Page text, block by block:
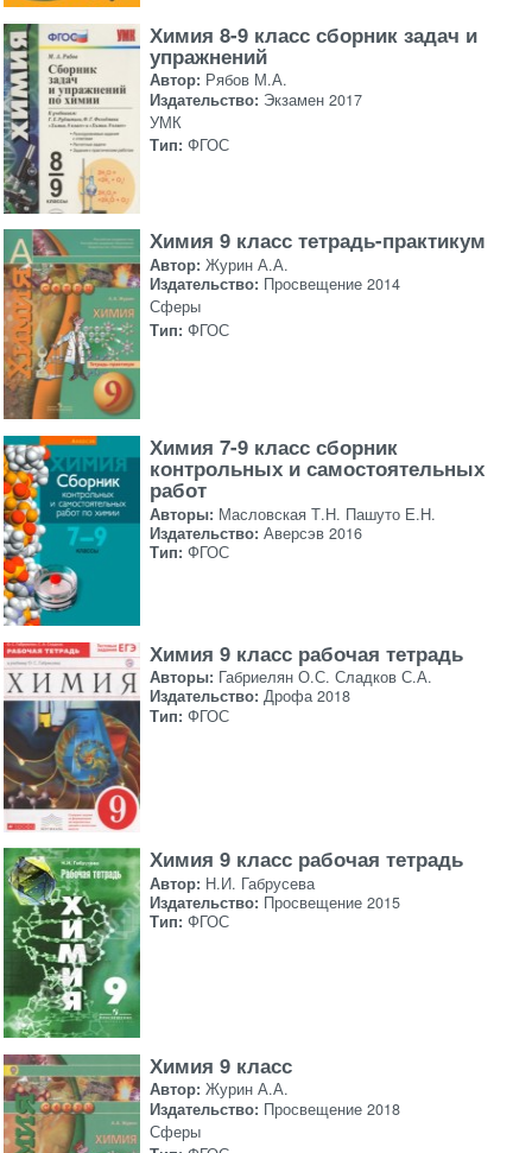
Химия 8-9 класс сборник задач и
упражнений
Автор: Рябов М.А.
Издательство: Экзамен 2017
УМК
Тип: ФГОС
Химия 9 класс тетрадь-практикум
Автор: Журин А.А.
Издательство: Просвещение 2014
Сферы
Тип: ФГОС
Химия 7-9 класс сборник
контрольных и самостоятельных
работ
Авторы: Масловская Т.Н. Пашуто Е.Н.
Издательство: Аверсэв 2016
Тип: ФГОС
Химия 9 класс рабочая тетрадь
Авторы: Габриелян О.С. Сладков С.А.
Издательство: Дрофа 2018
Тип: ФГОС
Химия 9 класс рабочая тетрадь
Автор: Н.И. Габрусева
Издательство: Просвещение 2015
Тип: ФГОС
Химия 9 класс
Автор: Журин А.А.
Издательство: Просвещение 2018
Сферы